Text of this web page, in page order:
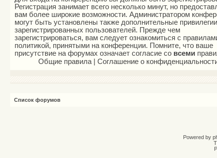
Регистрация занимает всего несколько минут, но
вам более широкие возможности. Администратором
могут быть установлены также дополнительные
зарегистрированных пользователей. Прежде чем
зарегистрироваться, вам следует ознакомиться с
политикой, принятыми на конференции. Помните, что ваше
присутствие на форумах означает согласие со всеми
Общие правила| Соглашение о
Список форумов
Powered by